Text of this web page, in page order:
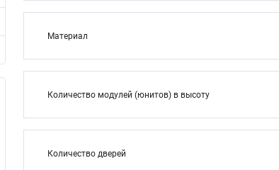
Материал
Количество модулей (юнитов) в высоту
Количество дверей